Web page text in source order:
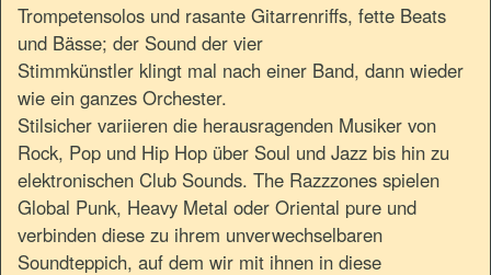
Trompetensolos und rasante Gitarrenriffs, fette Beats
und Bässe; der Sound der vier
Stimmkünstler klingt mal nach einer Band, dann wieder
wie ein ganzes Orchester.
Stilsicher variieren die herausragenden Musiker von
Rock, Pop und Hip Hop über Soul und Jazz bis hin zu
elektronischen Club Sounds. The Razzzones spielen
Global Punk, Heavy Metal oder Oriental pure und
verbinden diese zu ihrem unverwechselbaren
Soundteppich, auf dem wir mit ihnen in diese